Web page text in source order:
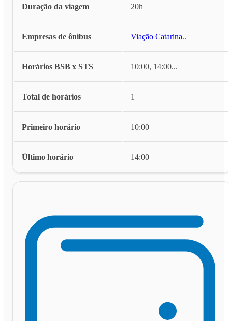
Duração da viagem 20h
Empresas de ônibus Viação Catarina...
Horários BSB x STS 10:00, 14:00...
Total de horários 1
Primeiro horário 10:00
Último horário 14:00